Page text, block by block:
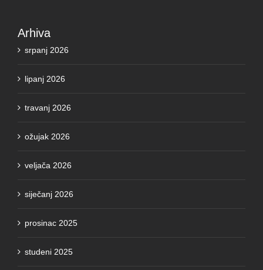
Arhiva
srpanj 2026
lipanj 2026
travanj 2026
ožujak 2026
veljača 2026
siječanj 2026
prosinac 2025
studeni 2025